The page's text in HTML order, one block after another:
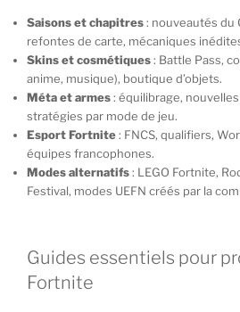
Saisons et chapitres: nouveautés du
refontes de carte, mécaniques
Skins et cosmétiques: Battle Pass,
anime, musique), boutique d’objets.
Méta et armes: équilibrage,
stratégies par mode de jeu.
Esport Fortnite: FNCS, qualifiers,
équipes francophones.
Modes alternatifs: LEGO Fortnite,
Festival, modes UEFN créés par la
Guides essentiels pour
Fortnite